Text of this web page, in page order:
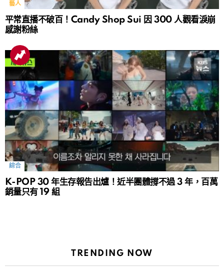
藝人
平常直播不破百！Candy Shop Sui 因 300 人觀看淚崩
感謝粉絲
綜合
K-POP 30 年生存報告出爐！近半團體撐不過 3 年，百萬
銷量只有 19 組
TRENDING NOW